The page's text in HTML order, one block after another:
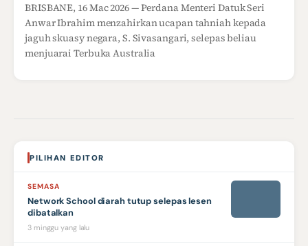
BRISBANE, 16 Mac 2026 — Perdana Menteri Datuk Seri
Anwar Ibrahim menzahirkan ucapan tahniah kepada
jaguh skuasy negara, S. Sivasangari, selepas beliau
menjuarai Terbuka Australia
PILIHAN EDITOR
SEMASA
Network School diarah tutup selepas lesen
dibatalkan
3 minggu yang lalu